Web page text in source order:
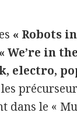
« Robots
in
electro,
dans le «